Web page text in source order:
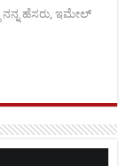
ಹೆಸರು, ಇಮೇಲ್